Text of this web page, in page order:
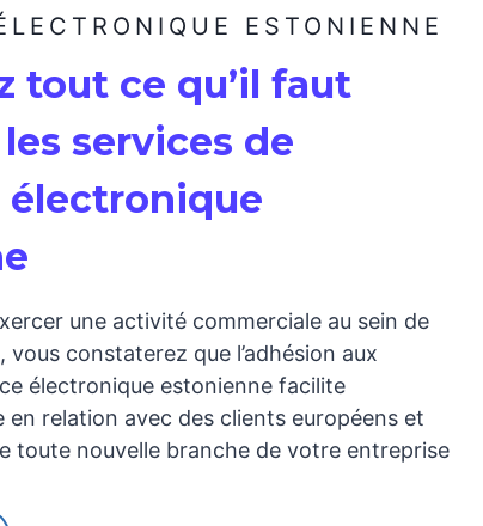
ESTONIENNE
tout ce qu’il faut
services de
électronique
une activité commerciale au sein de
vous constaterez que l’adhésion aux
électronique estonienne facilite
en relation avec des clients européens et
toute nouvelle branche de votre entreprise